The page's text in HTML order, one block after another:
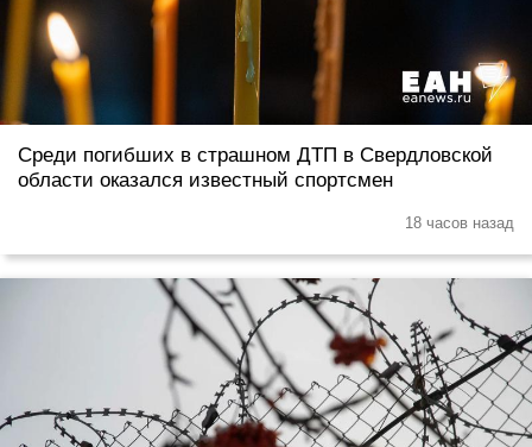
Среди погибших в страшном ДТП в Свердловской
области оказался известный спортсмен
18 часов назад